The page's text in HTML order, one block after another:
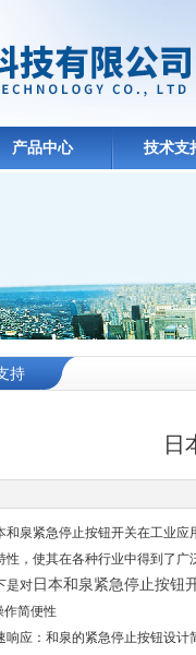
产品中心 技术支
距离传感器/槽形传感器和槽型光栅传感器
持
日
紧急停止按钮开关在工业应
性，使其在各种行业中得到了广
对 日本和泉紧急停止按钮
简便性
：和泉的紧急停止按钮设计